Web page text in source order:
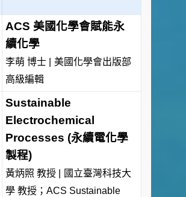
ACS 美國化學會賦能永
續化學
李萌 博士 |
美國化學會出版部
高級編輯
Sustainable
Electrochemical
Processes (永續電化學
製程)
黃炳照 教授 |
國立臺灣科技大
學 教授；ACS Sustainable